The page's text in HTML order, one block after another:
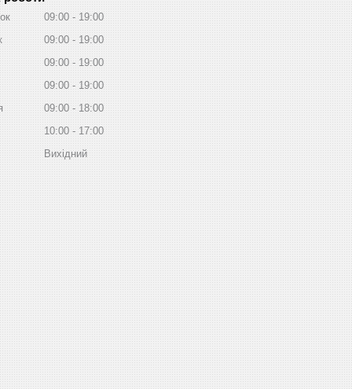
09:00
19:00
09:00
19:00
09:00
19:00
09:00
19:00
09:00
18:00
10:00
17:00
Вихідний